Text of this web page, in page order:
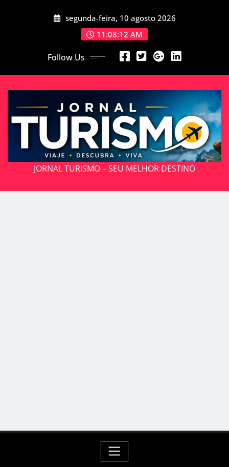
segunda-feira, 10 agosto 2026
11:08:14 AM
Follow Us
JORNAL TURISMO – SEU MELHOR DESTINO